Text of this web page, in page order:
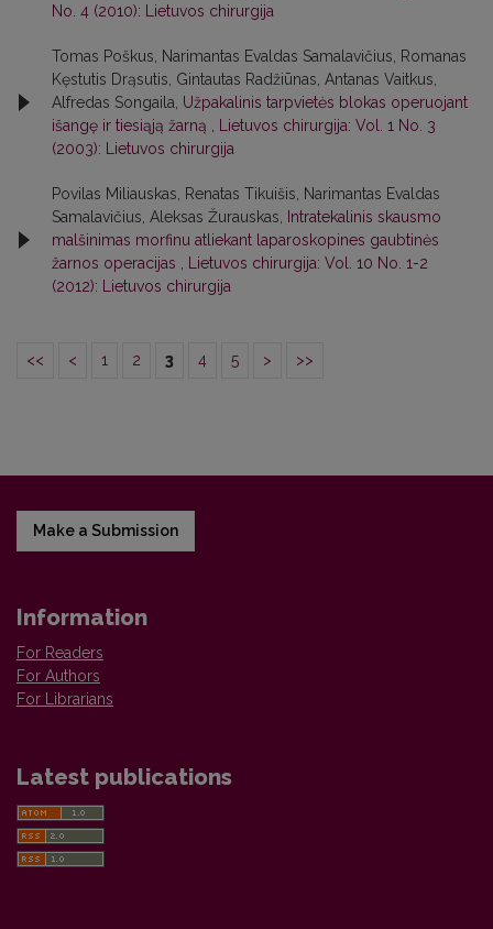
No. 4 (2010): Lietuvos chirurgija
Tomas Poškus, Narimantas Evaldas Samalavičius, Romanas
Kęstutis Drąsutis, Gintautas Radžiūnas, Antanas Vaitkus,
Alfredas Songaila, Užpakalinis tarpvietės blokas operuojant
išangę ir tiesiąją žarną
Lietuvos chirurgija: Vol. 1 No. 3
(2003): Lietuvos chirurgija
Povilas Miliauskas, Renatas Tikuišis, Narimantas Evaldas
Samalavičius, Aleksas Žurauskas,
Intratekalinis skausmo
malšinimas morfinu atliekant laparoskopines gaubtinės
žarnos operacijas
Lietuvos chirurgija: Vol. 10 No. 1-2
(2012): Lietuvos chirurgija
<< < 1 2 3 4 5 > >>
Make a Submission
Information
For Readers
For Authors
For Librarians
Latest publications